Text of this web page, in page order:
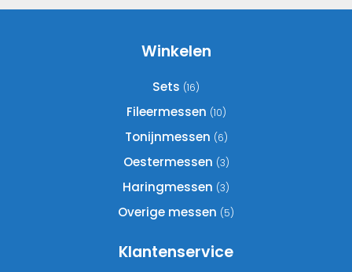
variaties.
Winkelen
Sets (16)
Fileermessen (10)
Tonijnmessen (6)
Oestermessen (3)
Haringmessen (3)
Overige messen (5)
Klantenservice